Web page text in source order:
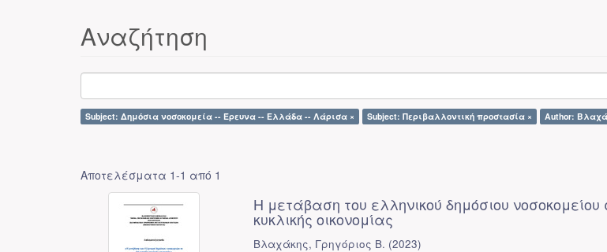
Αναζήτηση
Subject: Δημόσια νοσοκομεία -- Έρευνα -- Ελλάδα -- Λάρισα × Subject: Περιβαλλοντική προστασία × Author:
Αποτελέσματα 1-1 από 1
Η μετάβαση του ελληνικού δημόσιου
κυκλικής οικονομίας
Βλαχάκης, Γρηγόριος Β. (2023)